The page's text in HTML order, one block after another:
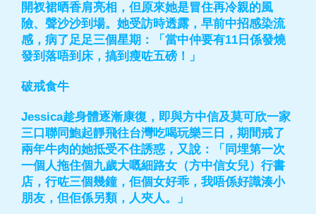
開衩裙晒香肩亮相，但原來她是冒住再冷親的風
險、聲沙沙到場。她受訪時透露，早前中招感染流
感，病了足足三個星期：「當中仲要有11日係發燒
發到落唔到床，搞到瘦咗五磅！」
破戒食牛
Jessica趁身體逐漸康復，即與方中信及莫可欣一家
三口聯同鮑起靜飛往台灣吃喝玩樂三日，期間戒了
兩年牛肉的她抵受不住誘惑，又說：「同埋第一次
一個人拖住個九歲大嘅細路女（方中信女兒）行書
店，行咗三個幾鐘，佢個女好乖，我唔係好識湊小
朋友，但佢係另類，人夾人。」